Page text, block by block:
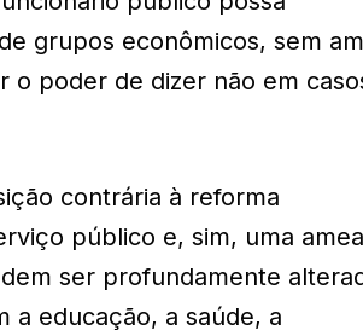
grupos econômicos, sem
o poder de dizer não em
contrária à reforma
público e, sim, uma
ser profundamente
a educação, a saúde, a